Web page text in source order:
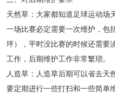
天然草：大家都知道足球运动场
一场比赛必定需要一次维护，包
坪），平时没比赛的时候还需要
工作，后期维护工作非常繁琐。
人造草：人造草后期可以省去天
要定期进行一些打扫和一些简单